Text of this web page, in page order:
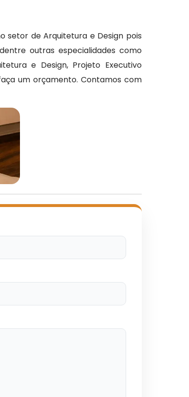
setor de Arquitetura e Design pois
outras especialidades como
e Design, Projeto Executivo
um orçamento. Contamos com